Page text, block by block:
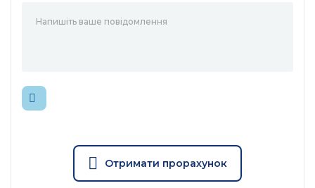
Отримати прорахунок